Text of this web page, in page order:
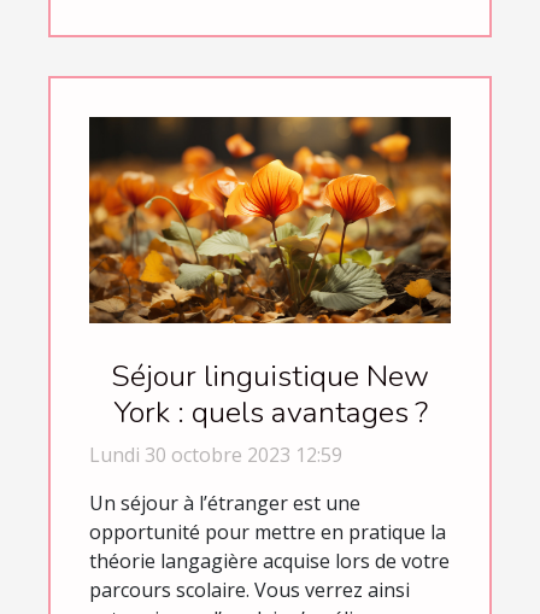
Séjour linguistique New
York : quels avantages ?
Lundi 30 octobre 2023 12:59
Un séjour à l’étranger est une
opportunité pour mettre en pratique la
théorie langagière acquise lors de votre
parcours scolaire. Vous verrez ainsi